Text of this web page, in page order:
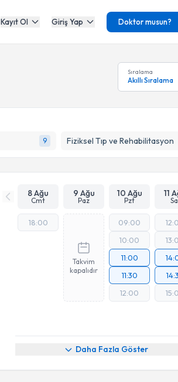
Kayıt Ol Giriş Yap Doktor musun?
Sıralama
Akıllı Sıralama
9 Fiziksel Tıp ve Rehabilitasyon
8 Ağu
Cmt
9 Ağu
Paz
10 Ağu
Pzt
11
18:00
Takvim
kapalıdır
09:00
10:00
11:00
11:30
12:00
Daha Fazla Göster